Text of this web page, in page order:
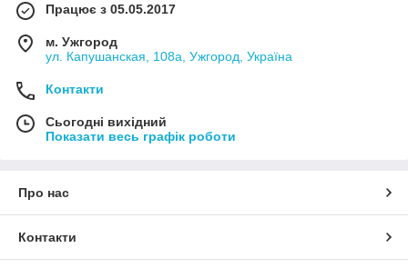
Працює з 05.05.2017
м. Ужгород
ул. Капушанская, 108а, Ужгород, Україна
Контакти
Сьогодні вихідний
Показати весь графік роботи
Про нас
Контакти